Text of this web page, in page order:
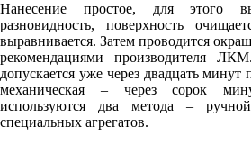
Нанесение простое, для этого
разновидность, поверхность
выравнивается. Затем проводится
рекомендациями производителя
допускается уже через двадцать минут
механическая – через сорок
используются два метода –
специальных агрегатов.